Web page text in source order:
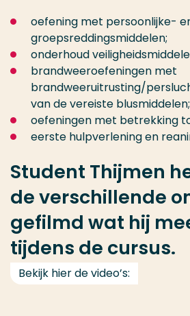
oefening met persoonlijke-
groepsreddingsmiddelen;
onderhoud
brandweeroefeningen met
brandweeruitrusting/
van de vereiste blusmiddelen;
oefeningen met betrekking
eerste hulpverlening en
Student Thijmen
de verschillende
gefilmd wat hij
tijdens de cursus.
Bekijk hier de video’s: